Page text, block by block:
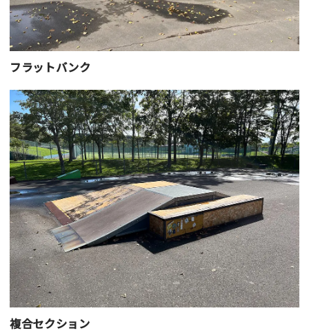
フラットバンク
複合セクション